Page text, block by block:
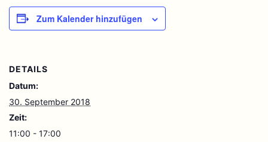
Zum Kalender hinzufügen
DETAILS
Datum:
30. September 2018
Zeit:
11:00 - 17:00